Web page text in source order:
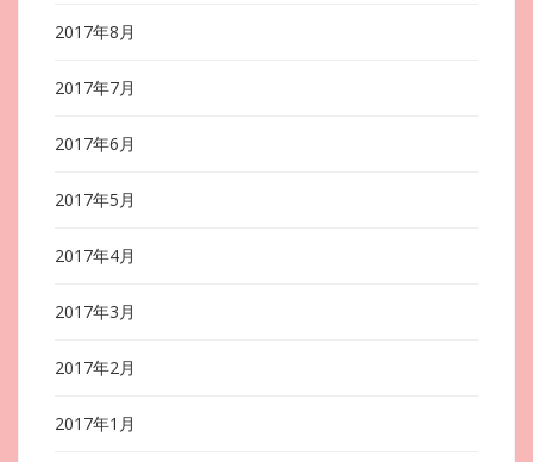
2017年8月
2017年7月
2017年6月
2017年5月
2017年4月
2017年3月
2017年2月
2017年1月